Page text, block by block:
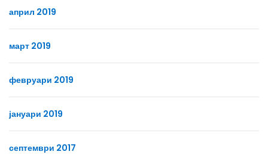
април 2019
март 2019
февруари 2019
јануари 2019
септември 2017